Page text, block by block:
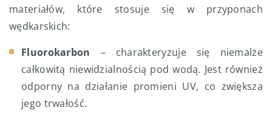
materiałów, które stosuje się w przyponach
wędkarskich:
Fluorokarbon – charakteryzuje się niemalże
całkowitą niewidzialnością pod wodą. Jest również
odporny na działanie promieni UV, co zwiększa
jego trwałość.